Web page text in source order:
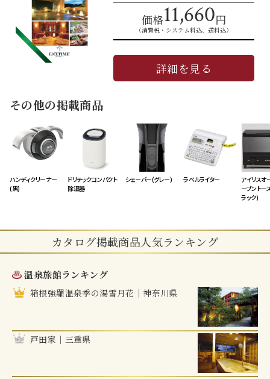
価格11,660円
（消費税・システム料込、送料込）
詳細を見る
その他の掲載商品
ハンディクリーナー
(黒)
ドリテックコンパクト
除湿器
シェーバー(グレー) ラベルライター
アイリス
ーブントー
ラック)
カタログ掲載商品人気ランキング
温泉旅館ランキング
箱根強羅温泉季の湯雪月花｜神奈川県
戸田家｜三重県